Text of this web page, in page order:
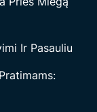
Ir Pasauliu